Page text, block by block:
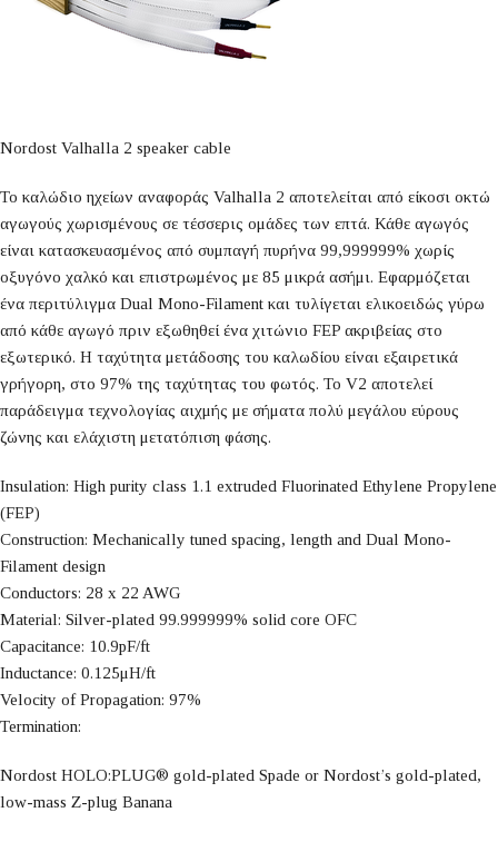
Nordost Valhalla 2 speaker cable
Το καλώδιο ηχείων αναφοράς Valhalla 2 αποτελείται από είκοσι οκτώ
αγωγούς χωρισμένους σε τέσσερις ομάδες των επτά. Κάθε αγωγός
είναι κατασκευασμένος από συμπαγή πυρήνα 99,999999% χωρίς
οξυγόνο χαλκό και επιστρωμένος με 85 μικρά ασήμι. Εφαρμόζεται
ένα περιτύλιγμα Dual Mono-Filament και τυλίγεται ελικοειδώς γύρω
από κάθε αγωγό πριν εξωθηθεί ένα χιτώνιο FEP ακριβείας στο
εξωτερικό. Η ταχύτητα μετάδοσης του καλωδίου είναι εξαιρετικά
γρήγορη, στο 97% της ταχύτητας του φωτός. Το V2 αποτελεί
παράδειγμα τεχνολογίας αιχμής με σήματα πολύ μεγάλου εύρους
ζώνης και ελάχιστη μετατόπιση φάσης.
Insulation: High purity class 1.1 extruded Fluorinated Ethylene Propylene
(FEP)
Construction: Mechanically tuned spacing, length and Dual Mono-
Filament design
Conductors: 28 x 22 AWG
Material: Silver-plated 99.999999% solid core OFC
Capacitance: 10.9pF/ft
Inductance: 0.125μH/ft
Velocity of Propagation: 97%
Termination:
Nordost HOLO:PLUG® gold-plated Spade or Nordost’s gold-plated,
low-mass Z-plug Banana